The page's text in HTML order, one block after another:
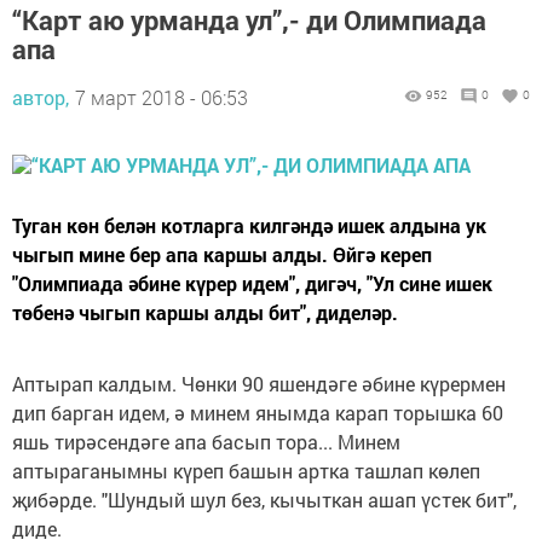
“Карт аю урманда ул”,- ди Олимпиада
апа
автор, 7 март 2018 - 06:53 952 0 0
Туган көн белән котларга килгәндә ишек алдына ук
чыгып мине бер апа каршы алды. Өйгә кереп
"Олимпиада әбине күрер идем", дигәч, "Ул сине ишек
төбенә чыгып каршы алды бит", диделәр.
Аптырап калдым. Чөнки 90 яшендәге әбине күрермен
дип барган идем, ә минем янымда карап торышка 60
яшь тирәсендәге апа басып тора... Минем
аптыраганымны күреп башын артка ташлап көлеп
җибәрде. "Шундый шул без, кычыткан ашап үстек бит",
диде.